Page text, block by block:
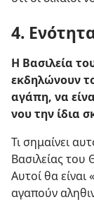
4.
Η Βασιλεία
εκδηλώνουν
αγάπη, να
νου την ίδια
Τι σημαίνει
Βασιλείας του
Αυτοί θα
αγαπούν